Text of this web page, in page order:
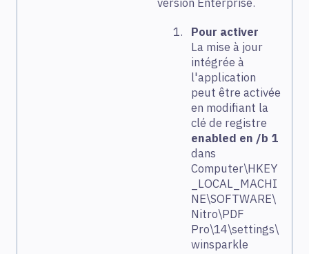
Pour activer
La mise à jour
intégrée à
l'application
peut être activée
en modifiant la
clé de registre
enabled en /b 1
dans
Computer\HKEY
_LOCAL_MACHI
NE\SOFTWARE\
Nitro\PDF
Pro\14\settings\
winsparkle